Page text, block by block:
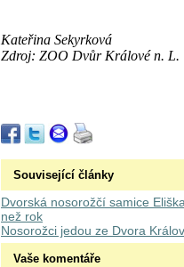
Kateřina Sekyrková
Zdroj: ZOO Dvůr Králové n. L.
Související články
Dvorská nosorožčí samice
než rok
Nosorožci jedou ze Dvora
Vaše komentáře